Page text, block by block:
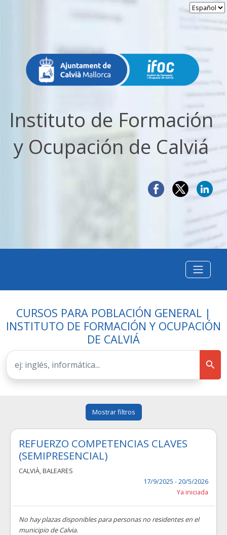
Instituto de Formación
y Ocupación de Calviá
CURSOS PARA POBLACIÓN GENERAL |
INSTITUTO DE FORMACIÓN Y OCUPACIÓN
DE CALVIÁ
Mostrar filtros
REFUERZO COMPETENCIAS CLAVES
(SEMIPRESENCIAL)
CALVIÀ,BALEARES
17/9/2025 - 20/5/2026
Ya iniciada
No hay plazas disponibles para personas no residentes en el
municipio de Calvia.